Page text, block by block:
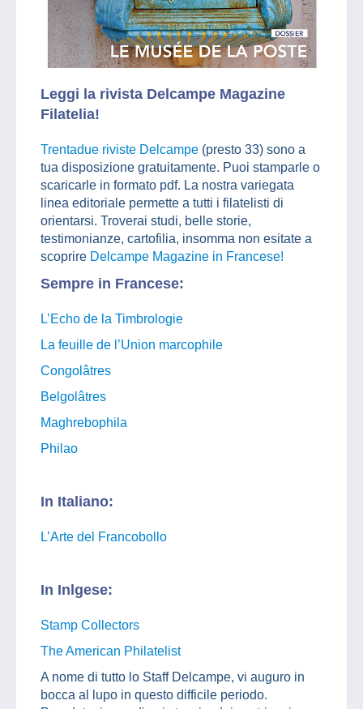
Leggi la rivista Delcampe Magazine
Filatelia!
Trentadue riviste Delcampe (presto 33) sono a
tua disposizione gratuitamente. Puoi stamparle o
scaricarle in formato pdf. La nostra variegata
linea editoriale permette a tutti i filatelisti di
orientarsi. Troverai studi, belle storie,
testimonianze, cartofilia, insomma non esitate a
scoprire Delcampe Magazine in Francese!
Sempre in Francese:
L’Echo de la Timbrologie
La feuille de l’Union marcophile
Congolâtres
Belgolâtres
Maghrebophila
Philao
In Italiano:
L’Arte del Francobollo
In Inlgese:
Stamp Collectors
The American Philatelist
A nome di tutto lo Staff Delcampe, vi auguro in
bocca al lupo in questo difficile periodo.